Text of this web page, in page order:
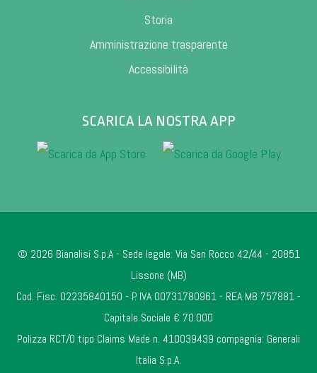
Storia
Amministrazione trasparente
Accessibilità
SCARICA LA NOSTRA APP
© 2026 Bianalisi S.p.A - Sede legale: Via San Rocco 42/44 - 20851
Lissone (MB)
Cod. Fisc. 02235840150 - P. IVA 00731780961 - REA MB 757881 -
Capitale Sociale € 70.000
Polizza RCT/O tipo Claims Made n. 410039439 compagnia: Generali
Italia S.p.A.